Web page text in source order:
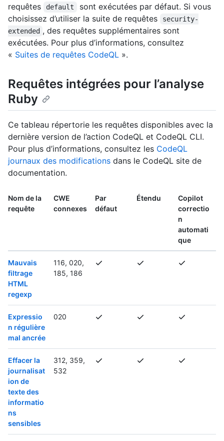
requêtes
default
sont exécutées par défaut. Si vous
choisissez d’utiliser la suite de requêtes
security-
extended , des requêtes supplémentaires sont
exécutées. Pour plus d’informations, consultez
« Suites de requêtes CodeQL ».
Requêtes intégrées pour l’analyse
Ruby
Ce tableau répertorie les requêtes disponibles avec la
dernière version de l’action CodeQL et CodeQL CLI.
Pour plus d’informations, consultez les CodeQL
journaux des modifications dans le CodeQL site de
documentation.
Nom de la
requête
CWE
connexes
Par
défaut
Étendu
Copilot
correctio
n
automati
que
Mauvais
filtrage
HTML
regexp
116, 020,
185, 186
Expressio
n régulière
mal ancrée
020
Effacer la
journalisat
ion de
texte des
informatio
ns
sensibles
312, 359,
532